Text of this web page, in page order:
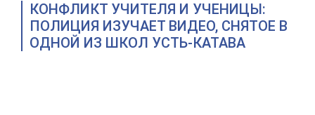
КОНФЛИКТ УЧИТЕЛЯ И УЧЕНИЦЫ:
ПОЛИЦИЯ ИЗУЧАЕТ ВИДЕО, СНЯТОЕ В
ОДНОЙ ИЗ ШКОЛ УСТЬ-КАТАВА